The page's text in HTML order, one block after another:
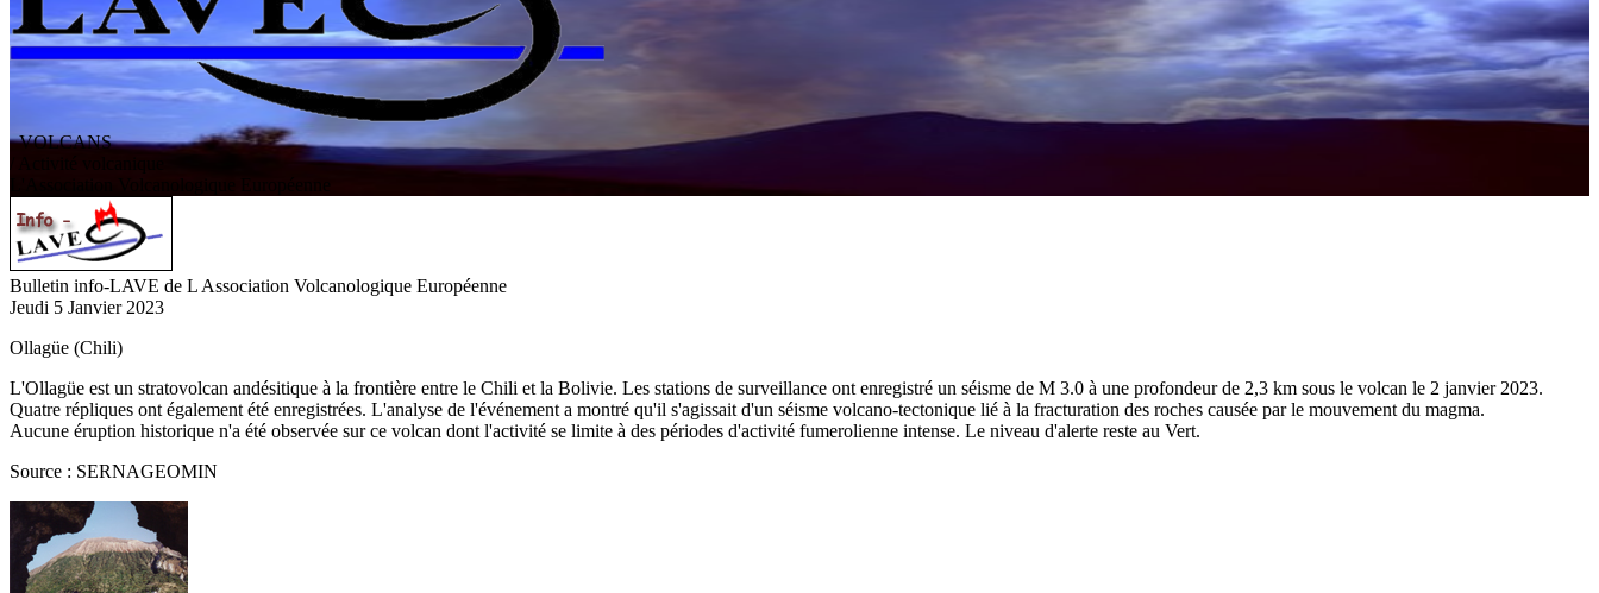
VOLCANS
olcanologique
Bulletin info-LAVE de L Association Volcanologique Européenne
Jeudi 5 Janvier 2023
Ollagüe (Chili)
L'Ollagüe est un stratovolcan andésitique à la frontière entre le Chili et la Bolivie. Les stations de surveillance ont enregistré un séisme de M 3.0 à une profondeur de 2,3 km sous le volcan le 2 janvier 2023.
Quatre répliques ont également été enregistrées. L'analyse de l'événement a montré qu'il s'agissait d'un séisme volcano-tectonique lié à la fracturation des roches causée par le mouvement du magma.
Aucune éruption historique n'a été observée sur ce volcan dont l'activité se limite à des périodes d'activité fumerolienne intense. Le niveau d'alerte reste au Vert.
Source : SERNAGEOMIN